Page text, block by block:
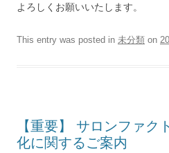
よろしくお願いいたします。
This entry was posted in 未分類 on
【重要】 サロンファク
化に関するご案内